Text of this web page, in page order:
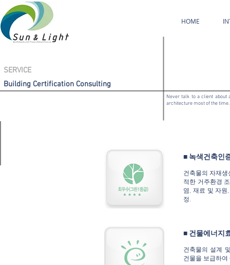
HOME
■ 녹색건축인
건축물의 자재
적한 거주환경
염, 재료 및 자원
정.​
■ 건물에너지
건축물의 설계
건물을 보급하
Building Certification Consulting
SERVICE
Never talk to a client about
architecture most of the